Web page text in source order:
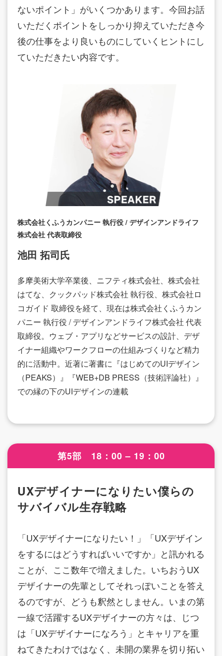
ないポイント」がいくつかあります。今回お話
いただくポイントをしっかり抑えていただき今
後の仕事をより良いものにしていくヒントにし
ていただきたい内容です。
株式会社くふうカンパニー 執行役 / デザインアンドライフ
株式会社 代表取締役
池田 拓司氏
多摩美術大学卒業後、ニフティ株式会社、株式会社
はてな、クックパッド株式会社 執行役、株式会社ロ
コガイド 取締役を経て、現在は株式会社くふうカン
パニー 執行役 / デザインアンドライフ株式会社 代表
取締役。ウェブ・アプリなどサービスの設計、デザ
イナー組織やワークフローの仕組みづくりなど精力
的に活動中。近著に著書に『はじめてのUIデザイン
（PEAKS）』『WEB+DB PRESS（技術評論社）』
での縁の下のUIデザインの連載
第5部 18：00 – 19：00
UXデザイナーになりたい僕らの
サバイバル生存戦略
「UXデザイナーになりたい！」「UXデザイン
をするにはどうすればいいですか」と訊かれる
ことが、ここ数年で増えました。いちおうUX
デザイナーの先輩としてそれっぽいことを答え
るのですが、どうも釈然としません。いまの第
一線で活躍するUXデザイナーの方々は、じつ
は「UXデザイナーになろう」とキャリアを重
ねてきたわけではなく、未開の業界を切り拓い